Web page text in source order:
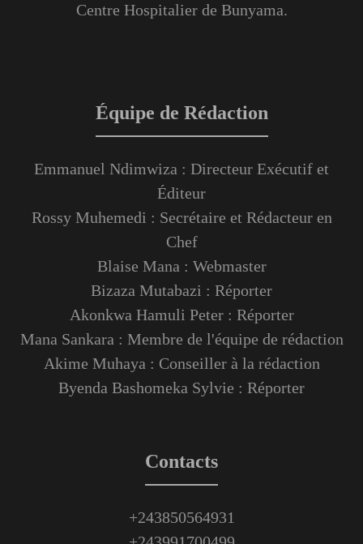
Centre Hospitalier de Bunyama.
Équipe de Rédaction
Emmanuel Ndimwiza : Directeur Exécutif et
Éditeur
Rossy Muhemedi : Secrétaire et Rédacteur en
Chef
Blaise Mana : Webmaster
Bizaza Mutabazi : Réporter
Akonkwa Hamuli Peter : Réporter
Mana Sankara : Membre de l'équipe de rédaction
Akime Muhaya : Conseiller à la rédaction
Byenda Bashomeka Sylvie : Réporter
Contacts
+243850564931